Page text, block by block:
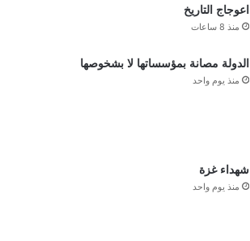
اعوجاج التاريخ
منذ 8 ساعات
الدولة مصانة بمؤسساتها لا بشخوصها
منذ يوم واحد
شهداء غزة
منذ يوم واحد